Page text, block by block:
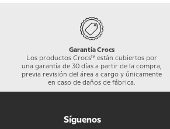
Garantía Crocs
Los productos Crocs™ están cubiertos por
una garantía de 30 días a partir de la compra,
previa revisión del área a cargo y únicamente
en caso de daños de fábrica.
Síguenos